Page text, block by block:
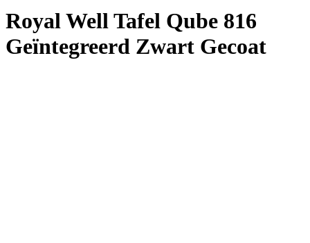
Royal Well Tafel Qube 816
Geïntegreerd Zwart Gecoat